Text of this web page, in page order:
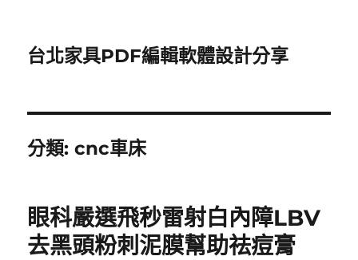
台北家具PDF編輯軟體設計分享
分類:cnc車床
眼科嚴選飛秒雷射白內障LBV
去黑頭粉刺泥膜幫助祛痘膏